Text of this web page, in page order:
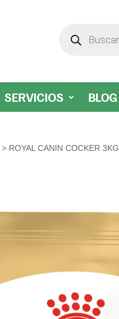
productos
SERVICIOS BLOG
> ROYAL CANIN COCKER 3KG